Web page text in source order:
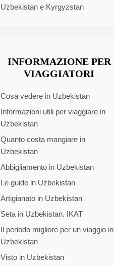
Uzbekistan e Kyrgyzstan
INFORMAZIONE PER
VIAGGIATORI
Cosa vedere in Uzbekistan
Informazioni utili per viaggiare in
Uzbekistan
Quanto costa mangiare in
Uzbekistan
Abbigliamento in Uzbekistan
Le guide in Uzbekistan
Artigianato in Uzbekistan
Seta in Uzbekistan. IKAT
Il periodo migliore per un viaggio in
Uzbekistan
Visto in Uzbekistan